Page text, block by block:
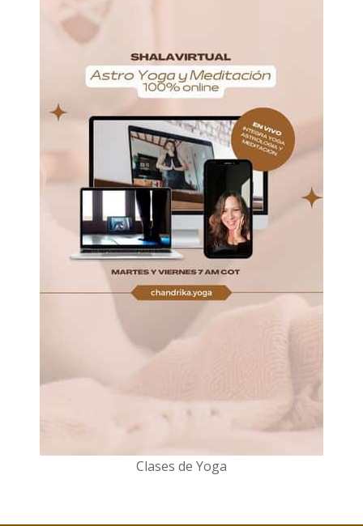
Clases de Yoga